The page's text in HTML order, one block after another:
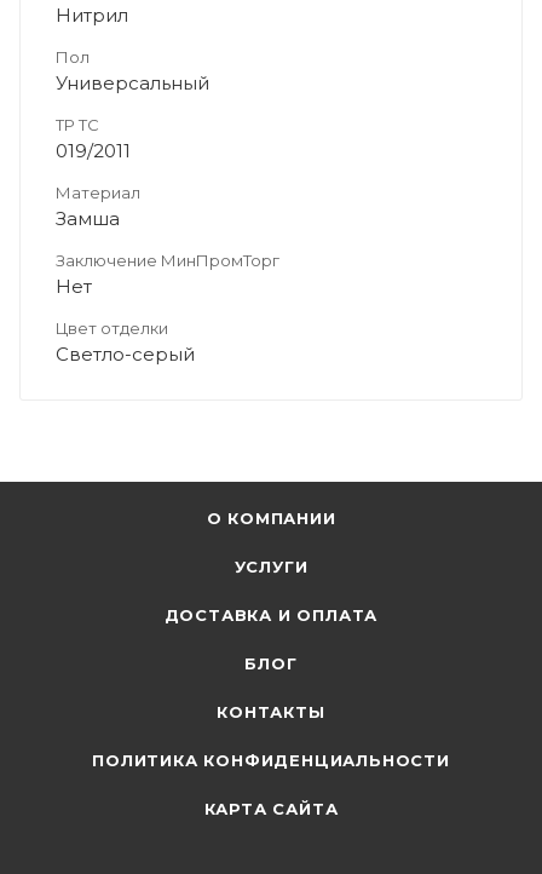
Нитрил
Пол
Универсальный
ТР ТС
019/2011
Материал
Замша
Заключение МинПромТорг
Нет
Цвет отделки
Светло-серый
О КОМПАНИИ
УСЛУГИ
ДОСТАВКА И ОПЛАТА
БЛОГ
КОНТАКТЫ
ПОЛИТИКА КОНФИДЕНЦИАЛЬНОСТИ
КАРТА САЙТА